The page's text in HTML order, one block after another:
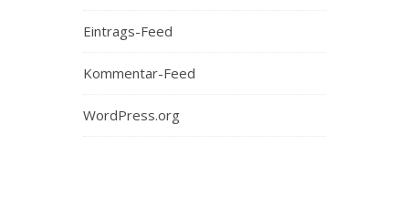
Eintrags-Feed
Kommentar-Feed
WordPress.org